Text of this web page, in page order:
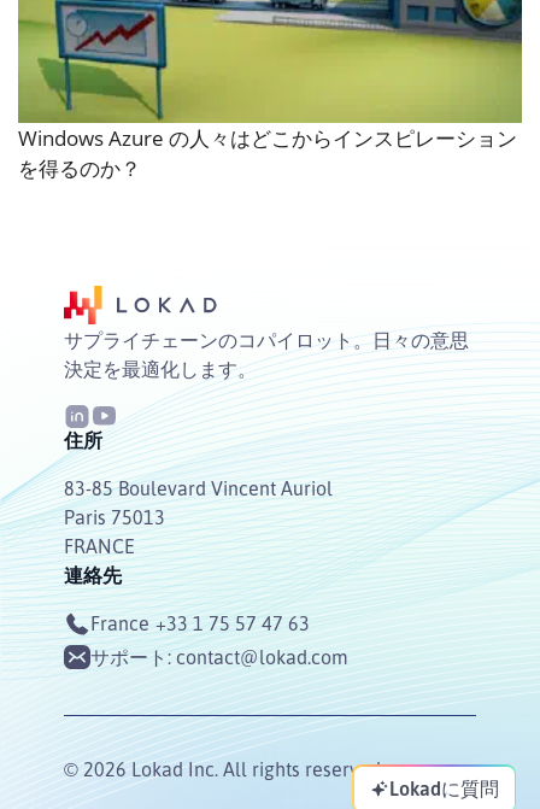
Windows Azure の人々はどこからインスピレーション
を得るのか？
サプライチェーンのコパイロット。日々の意思
決定を最適化します。
住所
83-85 Boulevard Vincent Auriol
Paris 75013
FRANCE
連絡先
France +33 1 75 57 47 63
サポート:contact@lokad.com
© 2026 Lokad Inc. All rights reserved.
Lokadに質問